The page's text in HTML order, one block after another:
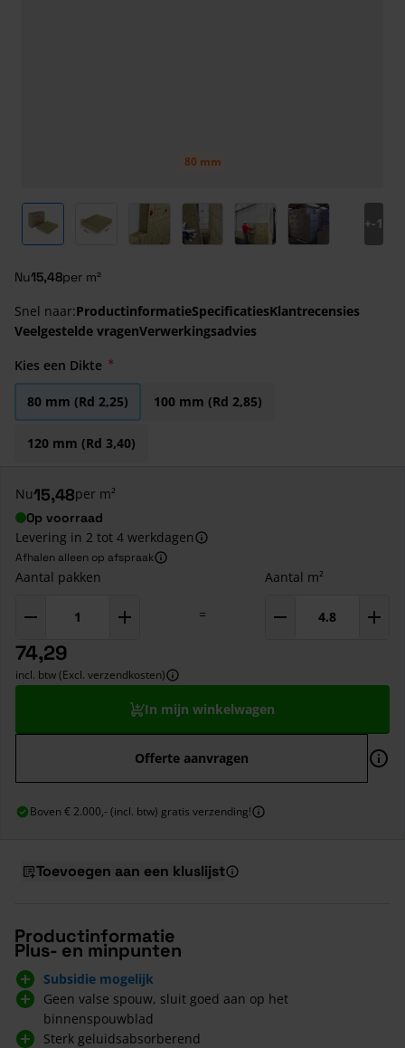
80 mm
View larger image
View larger imageView larger imageView larger imageView larger image
View larger
+-1
Nu15,48per m²
Snel naar:ProductinformatieSpecificatiesKlantrecensies
Veelgestelde vragenVerwerkingsadvies
Kies een Dikte
80 mm (Rd 2,25) 100 mm (Rd 2,85)
120 mm (Rd 3,40)
Nu15,48per m²
Op voorraad
Levering in 2 tot 4 werkdagen
Afhalen alleen op afspraak
Aantal pakken
=
Aantal m²
74,29
incl. btw (Excl. verzendkosten)
In mijn winkelwagen
Offerte aanvragen
Boven € 2.000,- (incl. btw) gratis verzending!
Toevoegen aan een kluslijst
Productinformatie
Plus- en minpunten
Subsidie mogelijk
Geen valse spouw, sluit goed aan op het
binnenspouwblad
Sterk geluidsabsorberend